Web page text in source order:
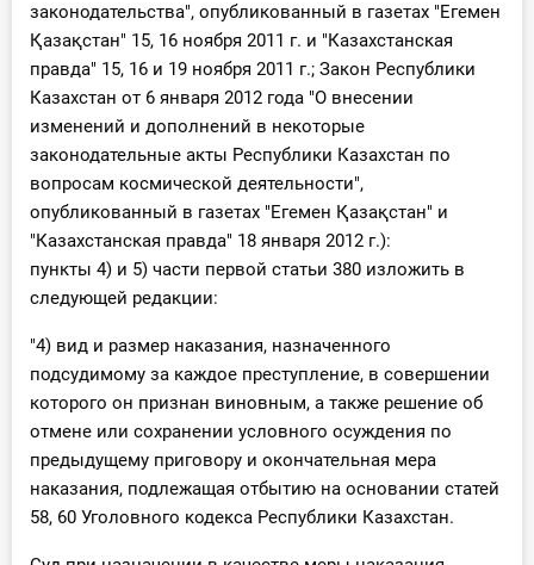
законодательства", опубликованный в газетах "Егемен
Қазақстан" 15, 16 ноября 2011 г. и "Казахстанская
правда" 15, 16 и 19 ноября 2011 г.; Закон Республики
Казахстан от 6 января 2012 года "О внесении
изменений и дополнений в некоторые
законодательные акты Республики Казахстан по
вопросам космической деятельности",
опубликованный в газетах "Егемен Қазақстан" и
"Казахстанская правда" 18 января 2012 г.):
пункты 4) и 5) части первой статьи 380 изложить в
следующей редакции:
"4) вид и размер наказания, назначенного
подсудимому за каждое преступление, в совершении
которого он признан виновным, а также решение об
отмене или сохранении условного осуждения по
предыдущему приговору и окончательная мера
наказания, подлежащая отбытию на основании статей
58, 60 Уголовного кодекса Республики Казахстан.